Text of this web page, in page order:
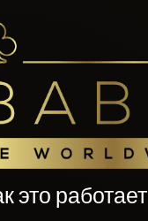
это работает